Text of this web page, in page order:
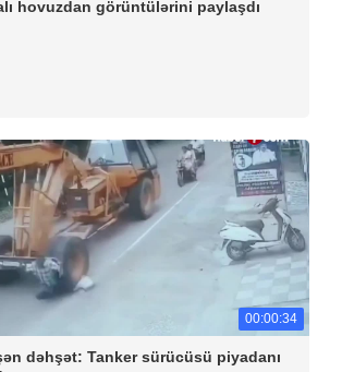
hovuzdan görüntülərini paylaşdı
00:00:34
dəhşət: Tanker sürücüsü piyadanı